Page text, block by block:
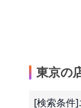
東京の
[検索条件]